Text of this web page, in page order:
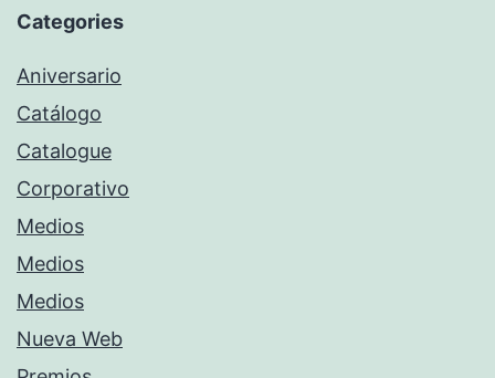
Categories
Aniversario
Catálogo
Catalogue
Corporativo
Medios
Medios
Medios
Nueva Web